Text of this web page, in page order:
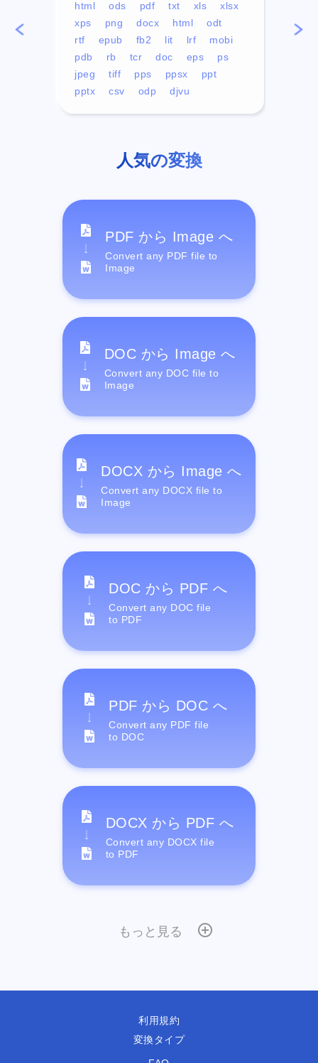
html ods pdf txt xls
xlsx
xps
png docx html
odt
rtf
epub fb2 lit lrf
mobi
pdb
rb tcr doc eps
ps
jpeg
tiff pps ppsx
ppt
pptx
csv odp djvu
mp4
人気の変換
PDF から Image へ
Convert any PDF file to
Image
DOC から Image へ
Convert any DOC file to
Image
DOCX から Image へ
Convert any DOCX file to
Image
DOC から PDF へ
Convert any DOC file
to PDF
PDF から DOC へ
Convert any PDF file
to DOC
DOCX から PDF へ
Convert any DOCX file
to PDF
もっと見る
利用規約
変換タイプ